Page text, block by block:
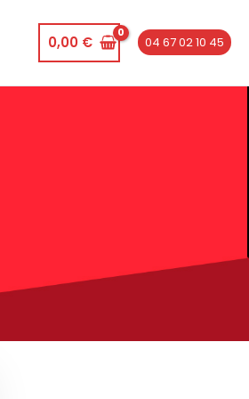
0,00 € 04 67 02 10 45